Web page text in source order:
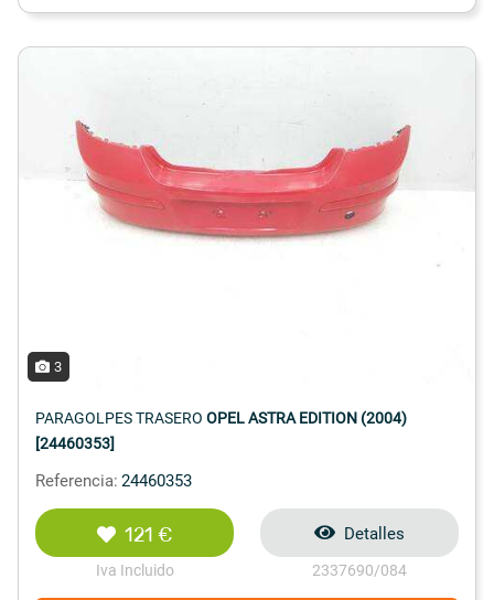
3
PARAGOLPES TRASERO OPEL ASTRA EDITION (2004)
[24460353]
Referencia: 24460353
121 €
Iva Incluido
Detalles
2337690/084